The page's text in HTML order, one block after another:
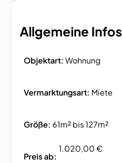
Allgemeine Infos
Objektart: Wohnung
Vermarktungsart: Miete
Größe: 61m² bis 127m²
Preis ab:
1.020,00 €